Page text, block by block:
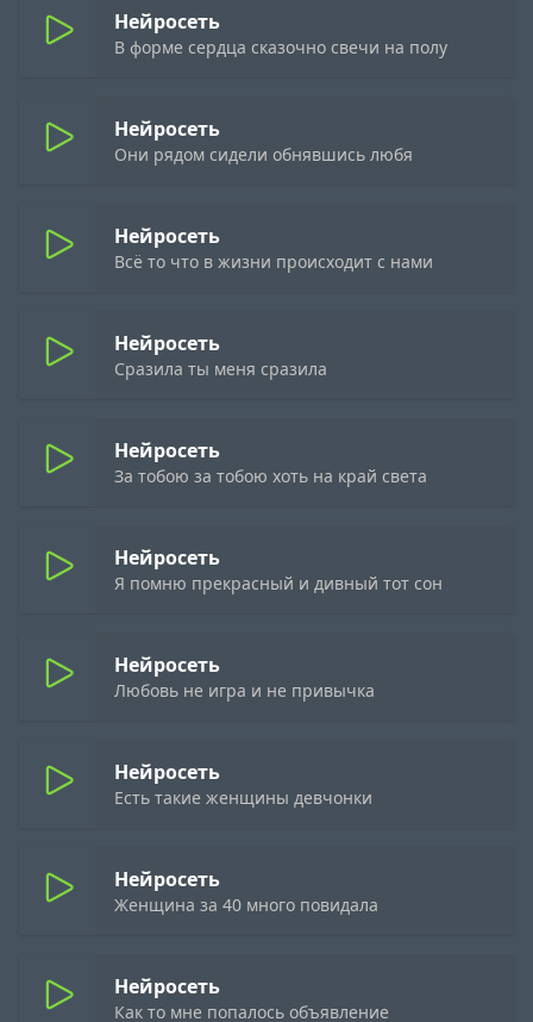
Нейросеть
В форме сердца сказочно свечи на полу
Нейросеть
Они рядом сидели обнявшись любя
Нейросеть
Всё то что в жизни происходит с нами
Нейросеть
Сразила ты меня сразила
Нейросеть
За тобою за тобою хоть на край света
Нейросеть
Я помню прекрасный и дивный тот сон
Нейросеть
Любовь не игра и не привычка
Нейросеть
Есть такие женщины девчонки
Нейросеть
Женщина за 40 много повидала
Нейросеть
Как то мне попалось объявление